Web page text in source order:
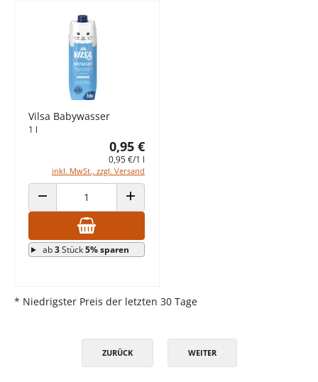
Vilsa Babywasser
1 l
0,95 €
0,95 €/1 l
inkl. MwSt., zzgl. Versand
ANZAHL VERRINGERN ANZAHL ERHÖHEN
ab3Stück5% sparen
* Niedrigster Preis der letzten 30 Tage
ZURÜCK WEITER